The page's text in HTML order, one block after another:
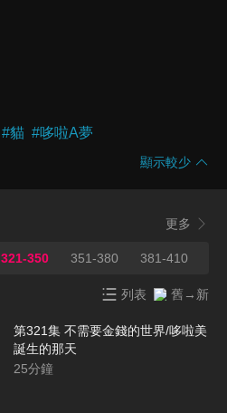
#貓 #哆啦A夢
顯示較少
更多
321-350 351-380 381-410
列表 舊→新
第321集 不需要金錢的世界/哆啦美
誕生的那天
25分鐘